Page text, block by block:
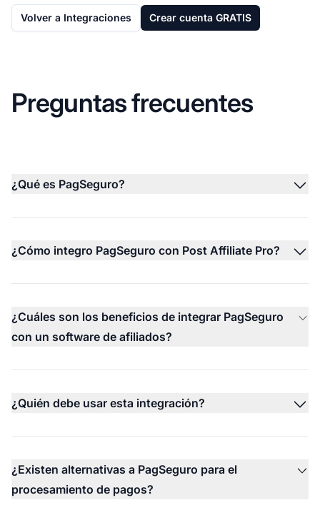
Volver a Integraciones Crear cuenta GRATIS
Preguntas frecuentes
¿Qué es PagSeguro?
¿Cómo integro PagSeguro con Post Affiliate Pro?
¿Cuáles son los beneficios de integrar PagSeguro
con un software de afiliados?
¿Quién debe usar esta integración?
¿Existen alternativas a PagSeguro para el
procesamiento de pagos?